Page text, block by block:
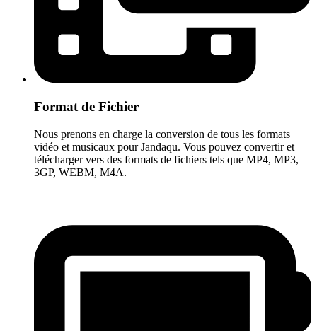
Format de Fichier
Nous prenons en charge la conversion de tous les formats
vidéo et musicaux pour Jandaqu. Vous pouvez convertir et
télécharger vers des formats de fichiers tels que MP4, MP3,
3GP, WEBM, M4A.